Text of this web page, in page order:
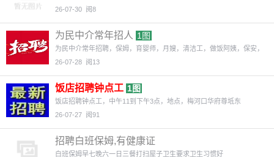
26-07-30 阅8
为民中介常年招人 1图
为民中介常年招聘，保姆，育婴师，月嫂，清洁工，做饭阿姨，保安，
更
26-07-28 阅13
饭店招聘钟点工 1图
饭店招聘钟点工，中午11到下午3点，地点，梅河口华府尊坻东
26-07-27 阅91
招聘白班保姆,有健康证
白班保姆早七晚六一日三餐打扫屋子卫生要求卫生习惯好